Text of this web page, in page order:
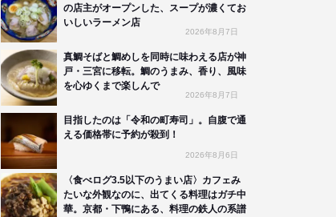
の店主がオープンした、スープが濃くてお
いしいラーメン店
2026年8月7日
真鯛そばと鯛めしを同時に味わえる店が神
戸・三宮に移転。鯛のうまみ、香り、風味
を心ゆくまで楽しんで
2026年8月7日
目指したのは「令和の町寿司」。自腹で通
える価格帯に予約が殺到！
2026年8月6日
〈食べログ3.5以下のうまい店〉カフェみ
たいな外観なのに、出てくる料理はガチ中
華。京都・下鴨にある、料理の鉄人の系譜